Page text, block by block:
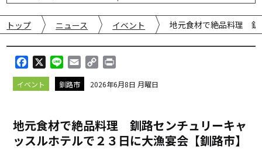
トップ ニュース イベント 地元食材で絶品料理 釧
a
c
o
o
i
n
m
a
p
i
n
i
イベント 釧路市 2026年6月8日 月曜日
地元食材で絶品料理 釧路センチュリーキャ
ッスルホテルで２３日に大漁宴会【釧路市】